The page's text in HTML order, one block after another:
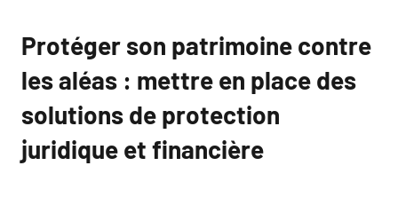
Protéger son patrimoine contre
les aléas : mettre en place des
solutions de protection
juridique et financière